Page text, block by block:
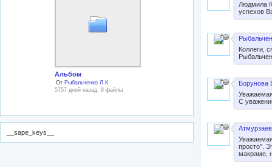
Альбом
От Рыбальченко Л.К.
5757 дней назад, 8 файлы
__sape_keys__
Людмила
успехов
Коллеги,
Борунова
С
просто".
макраме,